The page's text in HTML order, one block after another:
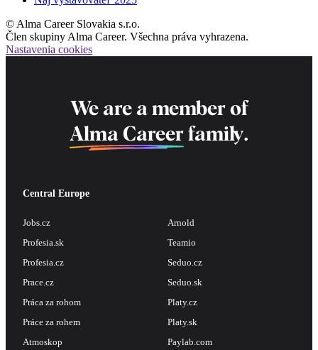
© Alma Career Slovakia s.r.o.
Člen skupiny Alma Career. Všechna práva vyhrazena.
Nastavenia cookies
We are a member of
Alma Career family.
Central Europe
Jobs.cz
Profesia.sk
Profesia.cz
Prace.cz
Práca za rohom
Práce za rohem
Atmoskop
Arnold
Teamio
Seduo.cz
Seduo.sk
Platy.cz
Platy.sk
Paylab.com